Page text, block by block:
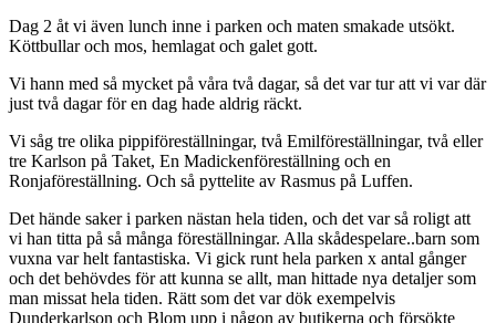
Dag 2 åt vi även lunch inne i parken och maten smakade utsökt.
Köttbullar och mos, hemlagat och galet gott.
Vi hann med så mycket på våra två dagar, så det var tur att vi var där
just två dagar för en dag hade aldrig räckt.
Vi såg tre olika pippiföreställningar, två Emilföreställningar, två eller
tre Karlson på Taket, En Madickenföreställning och en
Ronjaföreställning. Och så pyttelite av Rasmus på Luffen.
Det hände saker i parken nästan hela tiden, och det var så roligt att
vi han titta på så många föreställningar. Alla skådespelare..barn som
vuxna var helt fantastiska. Vi gick runt hela parken x antal gånger
och det behövdes för att kunna se allt, man hittade nya detaljer som
man missat hela tiden. Rätt som det var dök exempelvis
Dunderkarlson och Blom upp i någon av butikerna och försökte